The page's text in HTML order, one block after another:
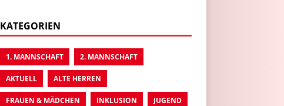
KATEGORIEN
1. MANNSCHAFT 2. MANNSCHAFT
AKTUELL ALTE HERREN
FRAUEN & MÄDCHEN INKLUSION JUGEND